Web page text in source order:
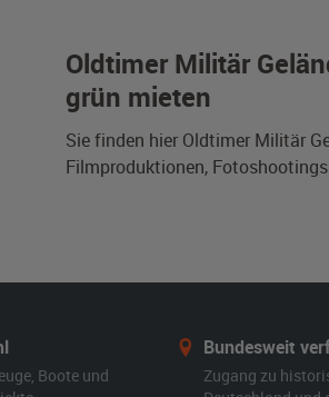
Oldtimer Militär
grün mieten
Sie finden hier Oldtimer Militär
Filmproduktionen,
Boote und
Bundesweit
Zugang zu